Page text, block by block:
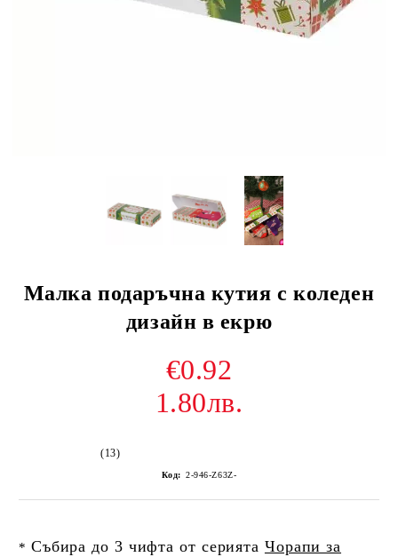
Малка подаръчна кутия с коледен
дизайн в екрю
€0.92
1.80лв.
(13)
Код: 2-946-Z63Z-
* Събира до 3 чифта от серията Чорапи за